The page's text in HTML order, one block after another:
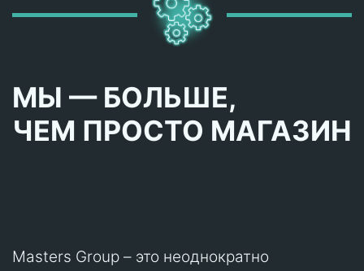
МЫ — БОЛЬШЕ,
ЧЕМ ПРОСТО МАГАЗИН
Masters Group – это неоднократно